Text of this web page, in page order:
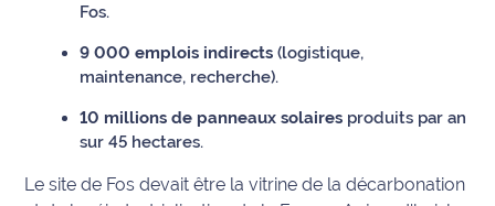
et voir
Maritima
sommes
nous ?
Fos.
9 000 emplois indirects (logistique,
maintenance, recherche).
10 millions de panneaux solaires produits par an
sur 45 hectares.
Le site de Fos devait être la vitrine de la décarbonation